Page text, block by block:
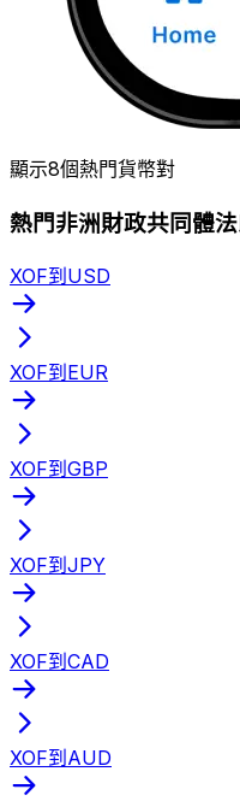
顯示8個熱門貨幣對
熱門非洲財政共同體
XOF到USD
XOF到EUR
XOF到GBP
XOF到JPY
XOF到CAD
XOF到AUD